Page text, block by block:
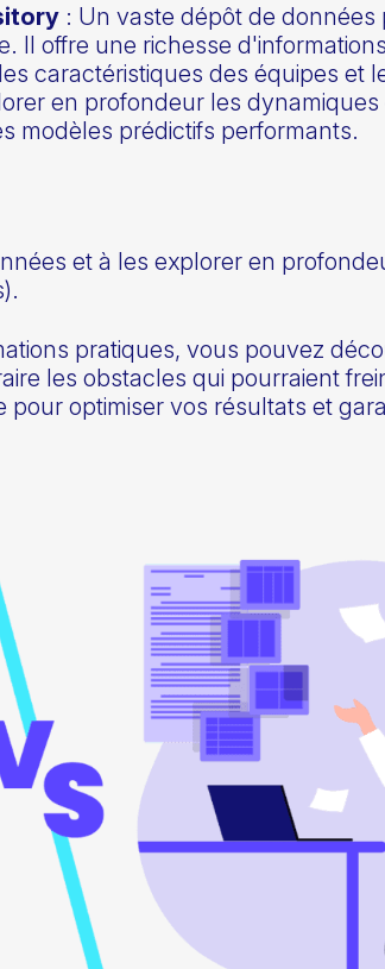
: Un vaste dépôt de
Il offre une richesse
caractéristiques des équipes et
en profondeur les dynamiques
modèles prédictifs performants.
et à les explorer en
pratiques, vous pouvez
les obstacles qui pourraient
optimiser vos résultats et